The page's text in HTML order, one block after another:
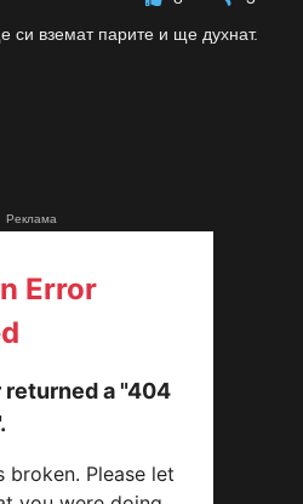
вземат парите и ще духнат.
Реклама